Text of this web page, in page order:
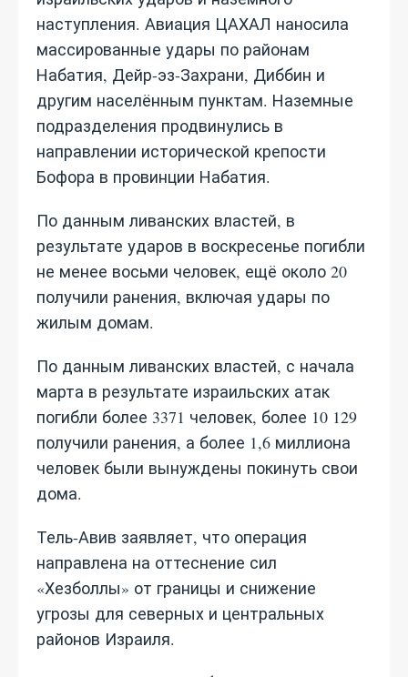
наступления. Авиация ЦАХАЛ наносила
массированные удары по районам
Набатия, Дейр-эз-Захрани, Диббин и
другим населённым пунктам. Наземные
подразделения продвинулись в
направлении исторической крепости
Бофора в провинции Набатия.
По данным ливанских властей, в
результате ударов в воскресенье погибли
не менее восьми человек, ещё около 20
получили ранения, включая удары по
жилым домам.
По данным ливанских властей, с начала
марта в результате израильских атак
погибли более 3371 человек, более 10 129
получили ранения, а более 1,6 миллиона
человек были вынуждены покинуть свои
дома.
Тель-Авив заявляет, что операция
направлена на оттеснение сил
«Хезболлы» от границы и снижение
угрозы для северных и центральных
районов Израиля.